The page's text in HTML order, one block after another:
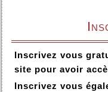
Inscrivez vous
site pour avoir
Inscrivez vous